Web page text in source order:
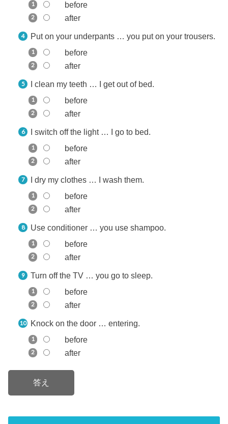
before
after
Put on your underpants … you put on your trousers.
before
after
I clean my teeth … I get out of bed.
before
after
I switch off the light … I go to bed.
before
after
I dry my clothes … I wash them.
before
after
Use conditioner … you use shampoo.
before
after
Turn off the TV … you go to sleep.
before
after
Knock on the door … entering.
before
after